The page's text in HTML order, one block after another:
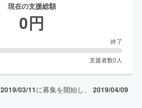
現在の支援総額
0円
終了
支援者数0 人
2019/03/11に募集を開始し、 2019/04/09